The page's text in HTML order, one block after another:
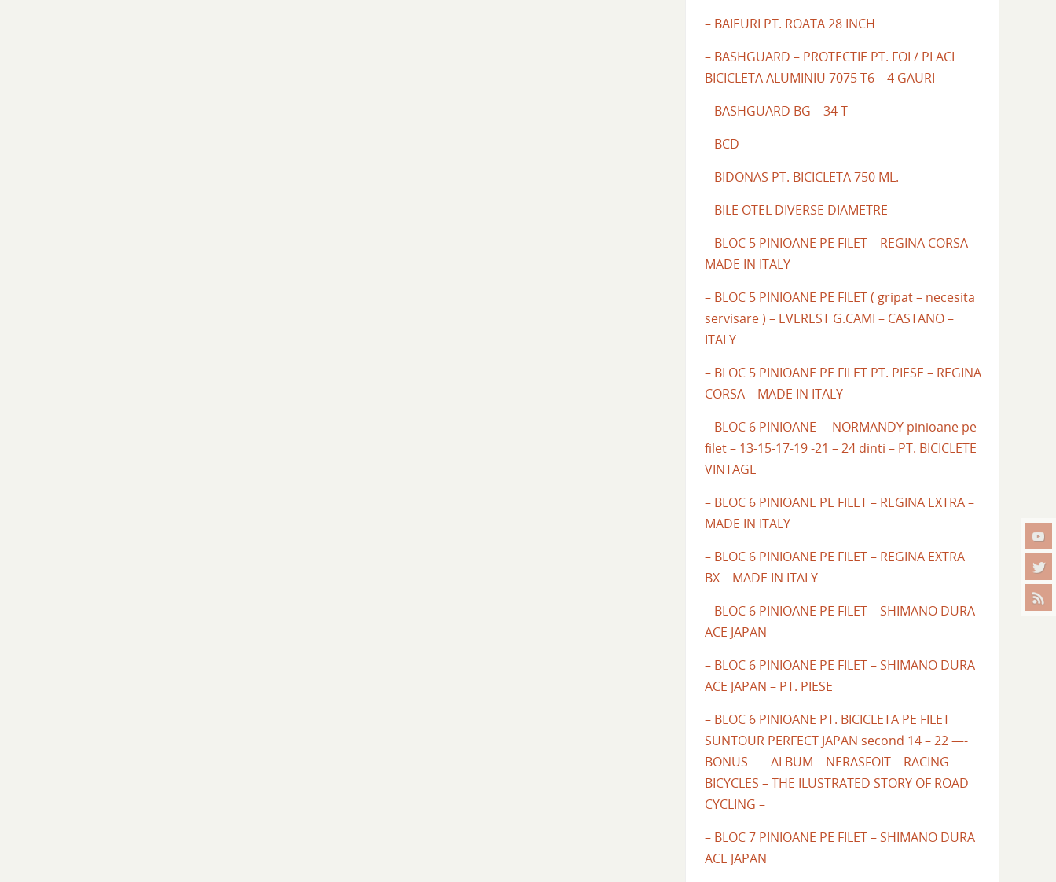
– BAIEURI PT. ROATA 28 INCH
– BASHGUARD – PROTECTIE PT. FOI / PLACI
BICICLETA ALUMINIU 7075 T6 – 4 GAURI
– BASHGUARD BG – 34 T
– BCD
– BIDONAS PT. BICICLETA 750 ML.
– BILE OTEL DIVERSE DIAMETRE
– BLOC 5 PINIOANE PE FILET – REGINA CORSA –
MADE IN ITALY
– BLOC 5 PINIOANE PE FILET ( gripat – necesita
servisare ) – EVEREST G.CAMI – CASTANO –
ITALY
– BLOC 5 PINIOANE PE FILET PT. PIESE – REGINA
CORSA – MADE IN ITALY
– BLOC 6 PINIOANE – NORMANDY pinioane pe
filet – 13-15-17-19 -21 – 24 dinti – PT. BICICLETE
VINTAGE
– BLOC 6 PINIOANE PE FILET – REGINA EXTRA –
MADE IN ITALY
– BLOC 6 PINIOANE PE FILET – REGINA EXTRA
BX – MADE IN ITALY
– BLOC 6 PINIOANE PE FILET – SHIMANO DURA
ACE JAPAN
– BLOC 6 PINIOANE PE FILET – SHIMANO DURA
ACE JAPAN – PT. PIESE
– BLOC 6 PINIOANE PT. BICICLETA PE FILET
SUNTOUR PERFECT JAPAN second 14 – 22 —-
BONUS —- ALBUM – NERASFOIT – RACING
BICYCLES – THE ILUSTRATED STORY OF ROAD
CYCLING –
– BLOC 7 PINIOANE PE FILET – SHIMANO DURA
ACE JAPAN